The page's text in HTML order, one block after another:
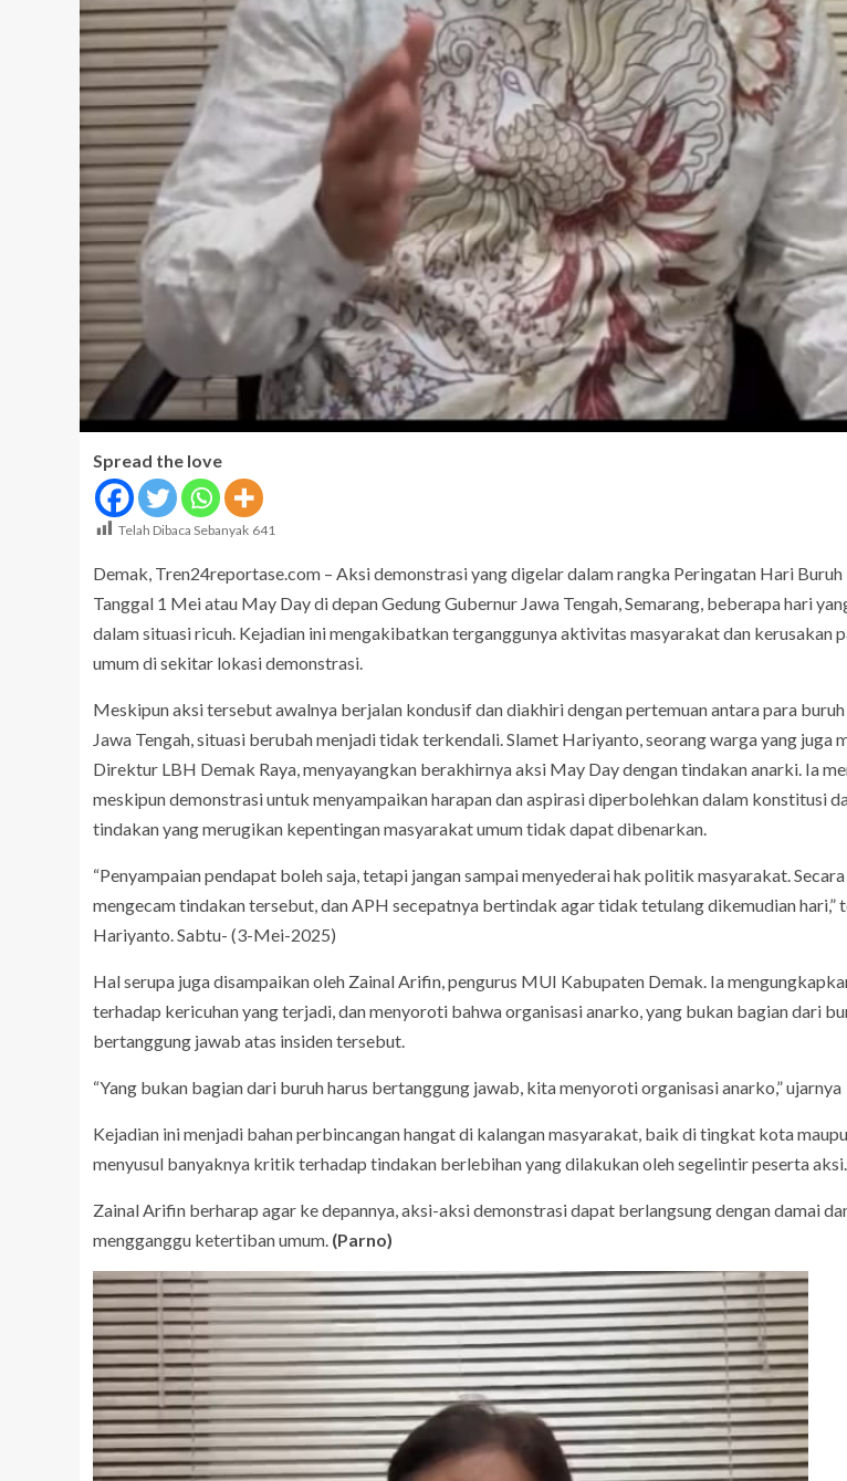
Spread the love
Telah Dibaca Sebanyak 641
Demak, Tren24reportase.com – Aksi demonstrasi yang digelar dalam rangka Peringatan Hari
Tanggal 1 Mei atau May Day di depan Gedung Gubernur Jawa Tengah, Semarang, beberapa hari
dalam situasi ricuh. Kejadian ini mengakibatkan terganggunya aktivitas masyarakat dan kerusakan
umum di sekitar lokasi demonstrasi.
Meskipun aksi tersebut awalnya berjalan kondusif dan diakhiri dengan pertemuan antara para
Jawa Tengah, situasi berubah menjadi tidak terkendali. Slamet Hariyanto, seorang warga yang juga
Direktur LBH Demak Raya, menyayangkan berakhirnya aksi May Day dengan tindakan anarki. Ia
meskipun demonstrasi untuk menyampaikan harapan dan aspirasi diperbolehkan dalam konstitusi
tindakan yang merugikan kepentingan masyarakat umum tidak dapat dibenarkan.
“Penyampaian pendapat boleh saja, tetapi jangan sampai menyederai hak politik masyarakat.
mengecam tindakan tersebut, dan APH secepatnya bertindak agar tidak tetulang dikemudian hari,”
Hariyanto. Sabtu- (3-Mei-2025)
Hal serupa juga disampaikan oleh Zainal Arifin, pengurus MUI Kabupaten Demak. Ia
terhadap kericuhan yang terjadi, dan menyoroti bahwa organisasi anarko, yang bukan bagian dari
bertanggung jawab atas insiden tersebut.
“Yang bukan bagian dari buruh harus bertanggung jawab, kita menyoroti organisasi anarko,” ujarnya
Kejadian ini menjadi bahan perbincangan hangat di kalangan masyarakat, baik di tingkat kota
menyusul banyaknya kritik terhadap tindakan berlebihan yang dilakukan oleh segelintir peserta aksi.
Zainal Arifin berharap agar ke depannya, aksi-aksi demonstrasi dapat berlangsung dengan damai
mengganggu ketertiban umum. (Parno)